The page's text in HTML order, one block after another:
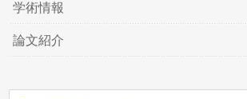
学術情報
論文紹介